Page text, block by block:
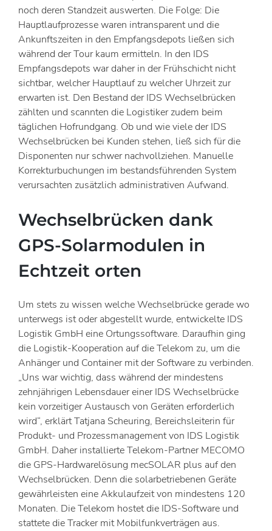
noch deren Standzeit auswerten. Die Folge: Die
Hauptlaufprozesse waren intransparent und die
Ankunftszeiten in den Empfangsdepots ließen sich
während der Tour kaum ermitteln. In den IDS
Empfangsdepots war daher in der Frühschicht nicht
sichtbar, welcher Hauptlauf zu welcher Uhrzeit zur
erwarten ist. Den Bestand der IDS Wechselbrücken
zählten und scannten die Logistiker zudem beim
täglichen Hofrundgang. Ob und wie viele der IDS
Wechselbrücken bei Kunden stehen, ließ sich für die
Disponenten nur schwer nachvollziehen. Manuelle
Korrekturbuchungen im bestandsführenden System
verursachten zusätzlich administrativen Aufwand.
Wechselbrücken dank
GPS-Solarmodulen in
Echtzeit orten
Um stets zu wissen welche Wechselbrücke gerade wo
unterwegs ist oder abgestellt wurde, entwickelte IDS
Logistik GmbH eine Ortungssoftware. Daraufhin ging
die Logistik-Kooperation auf die Telekom zu, um die
Anhänger und Container mit der Software zu verbinden.
„Uns war wichtig, dass während der mindestens
zehnjährigen Lebensdauer einer IDS Wechselbrücke
kein vorzeitiger Austausch von Geräten erforderlich
wird“, erklärt Tatjana Scheuring, Bereichsleiterin für
Produkt- und Prozessmanagement von IDS Logistik
GmbH. Daher installierte Telekom-Partner MECOMO
die GPS-Hardwarelösung mecSOLAR plus auf den
Wechselbrücken. Denn die solarbetriebenen Geräte
gewährleisten eine Akkulaufzeit von mindestens 120
Monaten. Die Telekom hostet die IDS-Software und
stattete die Tracker mit Mobilfunkverträgen aus.